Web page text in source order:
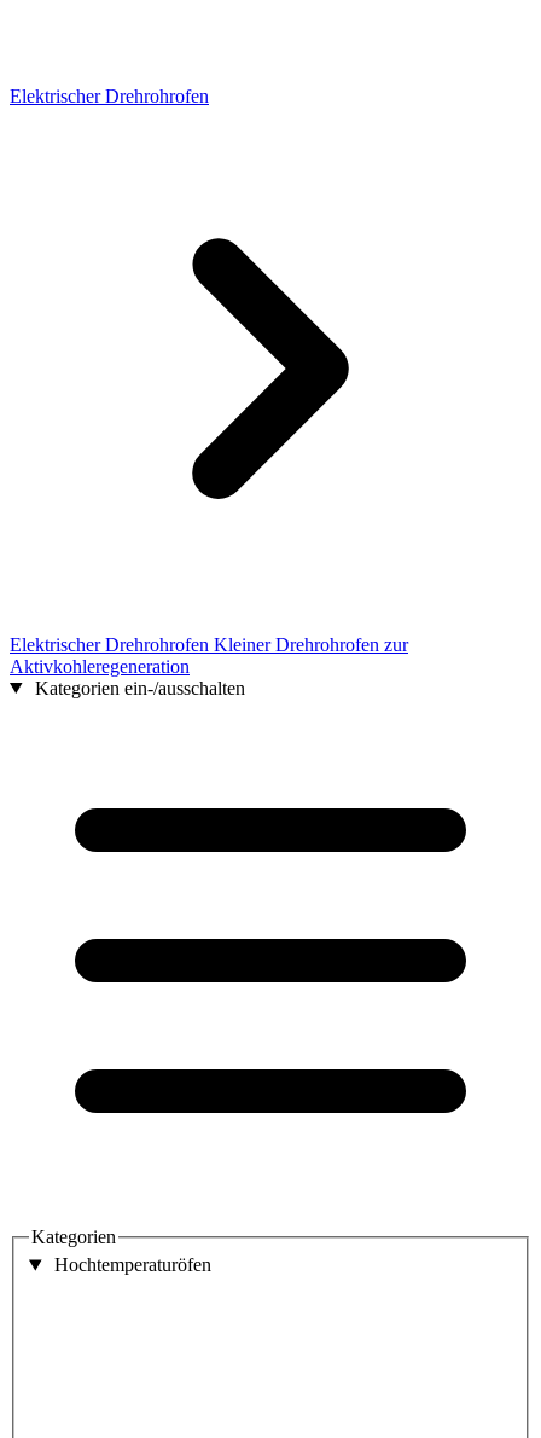
Elektrischer Drehrohrofen
Elektrischer Drehrohrofen Kleiner Drehrohrofen zur
Aktivkohleregeneration
Kategorien ein-/ausschalten
Kategorien
Hochtemperaturöfen